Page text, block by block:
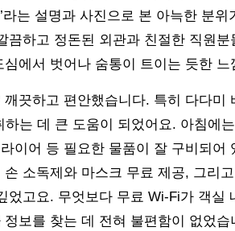
라는 설명과 사진으로 본 아늑한 분
끔하고 정돈된 외관과 친절한 직원
에서 벗어나 숨통이 트이는 듯한 느
끗하고 편안했습니다. 특히 다다미
는 데 큰 도움이 되었어요. 아침에
이어 등 필요한 물품이 잘 구비되어
소독제와 마스크 무료 제공, 그리
었고요. 무엇보다 무료 Wi-Fi가 객실
보를 찾는 데 전혀 불편함이 없었